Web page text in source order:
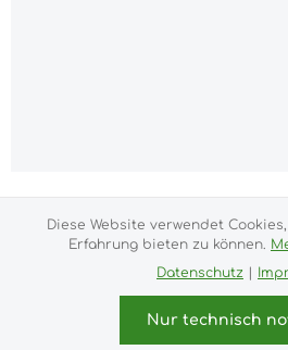
Alle Preise inkl. gesetzl.
Versandkostenund ggf.
nicht anders
Allgemeine
Diese Website verwendet
Erfahrung bieten zu können.
Datenschutz
Nur technisch